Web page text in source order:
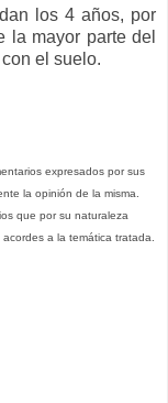
los 4 años, por
la mayor parte del
el suelo.
expresados por sus
la opinión de la misma.
que por su naturaleza
a la temática tratada.